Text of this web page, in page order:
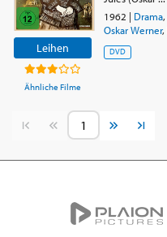
Leihen
Ähnliche Filme
1962 | Drama,
Oskar Werner,
DVD
Vorherige SeiteNächste